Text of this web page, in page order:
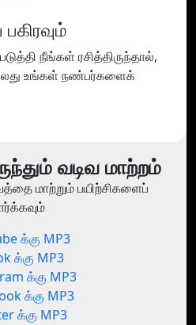
நீங்கள் ரசித்திருந்தால்,
உங்கள் நண்பர்களைக்
வடிவ மாற்றம்
மாற்றும் பயிற்சிகளைப்
க்கு MP3
க்கு MP3
க்கு MP3
க்கு MP3
க்கு MP3